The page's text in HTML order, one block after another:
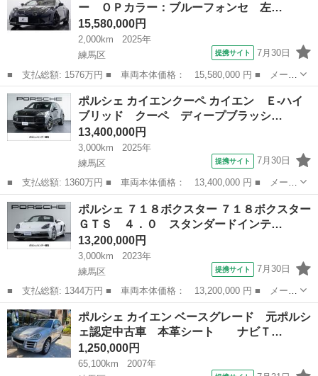
ル ■ 排...
ー ＯＰカラー：ブルーフォンセ 左…
15,580,000円
2,000km
2025年
練馬区
提携サイト 7月30日
■ 支払総額: 1576万円 ■ 車両本体価格： 15,580,000 円 ■ メーカ
ー名： アルピーヌ ■ 車種名： Ａ１１０ ■ グレード名： Ｒ
チュリニ １オーナー ＯＰカラー：ブルーフォンセ 左Ｈ 純正１
８インチ...
東京 練馬区
ポルシェ カイエンクーペ カイエン Ｅ‐ハイ
ブリッド クーペ ディープブラッシ…
13,400,000円
3,000km
2025年
練馬区
提携サイト 7月30日
■ 支払総額: 1360万円 ■ 車両本体価格： 13,400,000 円 ■ メーカ
ー名： ポルシェ ■ 車種名： カイエンクーペ ■ グレード名：
カイエン Ｅ‐ハイブリッド クーペ ディープブラッシュアルミニウ
ムイン...
東京 練馬区
ポルシェ ７１８ボクスター ７１８ボクスター
ＧＴＳ ４．０ スタンダードインテ…
13,200,000円
3,000km
2023年
練馬区
提携サイト 7月30日
■ 支払総額: 1344万円 ■ 車両本体価格： 13,200,000 円 ■ メーカ
ー名： ポルシェ ■ 車種名： ７１８ボクスター ■ グレード
名： ７１８ボクスターＧＴＳ ４．０ スタンダードインテリア
■ 排気量：...
東京 練馬区
ポルシェ カイエン ベースグレード 元ポルシ
ェ認定中古車 本革シート ナビＴ…
1,250,000円
65,100km
2007年